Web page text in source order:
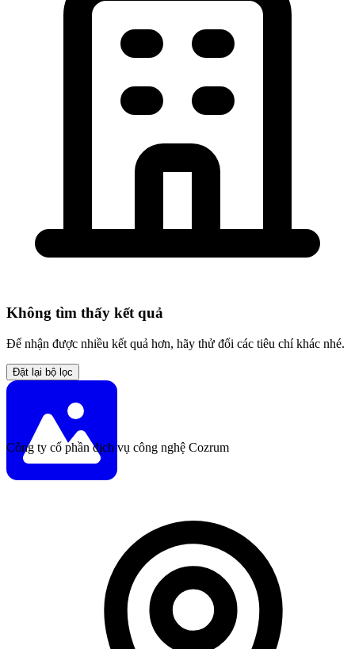
Không tìm thấy kết quả
Để nhận được nhiều kết quả hơn, hãy thử đổi các tiêu chí khác nhé.
Đặt lại bộ lọc
Công ty cổ phần dịch vụ công nghệ Cozrum